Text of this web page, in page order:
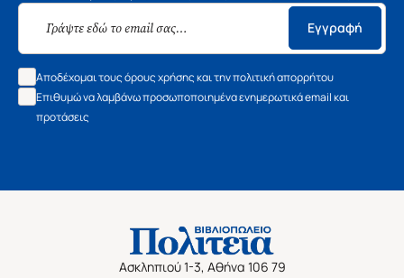
Εγγραφή
Αποδέχομαι τους όρους χρήσης και την πολιτική απορρήτου
Επιθυμώ να λαμβάνω προσωποποιημένα ενημερωτικά email και
προτάσεις
Ασκληπιού 1-3, Αθήνα 106 79